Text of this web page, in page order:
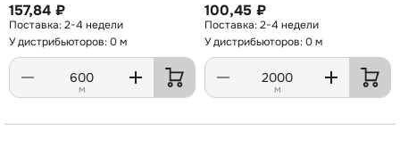
157,84 ₽
2-4 недели
У дистрибьюторов: 0 м
м
100,45 ₽
2-4 недели
У дистрибьюторов: 0 м
м